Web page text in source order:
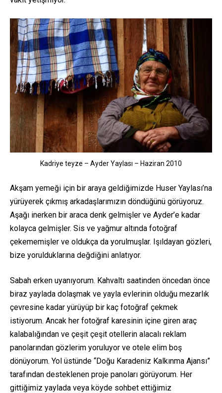
Kadriye teyze – Ayder Yaylası – Haziran 2010
Akşam yemeği için bir araya geldiğimizde Huser Yaylası’na
yürüyerek çıkmış arkadaşlarımızın döndüğünü görüyoruz.
Aşağı inerken bir araca denk gelmişler ve Ayder’e kadar
kolayca gelmişler. Sis ve yağmur altında fotoğraf
çekememişler ve oldukça da yorulmuşlar. Işıldayan gözleri,
bize yorulduklarına değdiğini anlatıyor.
Sabah erken uyanıyorum. Kahvaltı saatinden öncedan önce
biraz yaylada dolaşmak ve yayla evlerinin olduğu mezarlık
çevresine kadar yürüyüp bir kaç fotoğraf çekmek
istiyorum. Ancak her fotoğraf karesinin içine giren araç
kalabalığından ve çeşit çeşit otellerin alacalı reklam
panolarından gözlerim yoruluyor ve otele elim boş
dönüyorum. Yol üstünde “Doğu Karadeniz Kalkınma Ajansı”
tarafından desteklenen proje panoları görüyorum. Her
gittiğimiz yaylada veya köyde sohbet ettiğimiz